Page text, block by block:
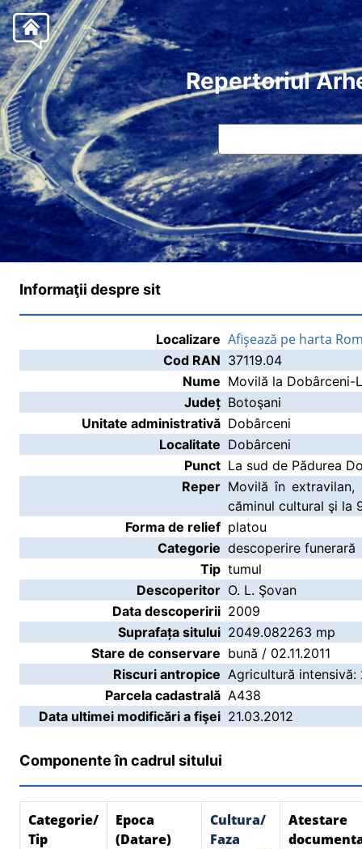
Repertoriul
Informaţii despre sit
Localizare Afişează pe harta
Cod RAN 37119.04
Nume Movilă la Dobârceni-
Județ Botoşani
Unitate administrativă Dobârceni
Localitate Dobârceni
Punct La sud de Pădurea
Reper Movilă în
căminul cultural şi la
Forma de relief platou
Categorie descoperire funerară
Tip tumul
Descoperitor O. L. Şovan
Data descoperirii 2009
Suprafața sitului 2049.082263 mp
Stare de conservare bună / 02.11.2011
Riscuri antropice Agricultură intensivă:
Parcela cadastrală A438
Data ultimei modificări a fişei 21.03.2012
Componente în cadrul sitului
Categorie/
Tip
Epoca
(Datare)
Cultura/
Faza
Atestare